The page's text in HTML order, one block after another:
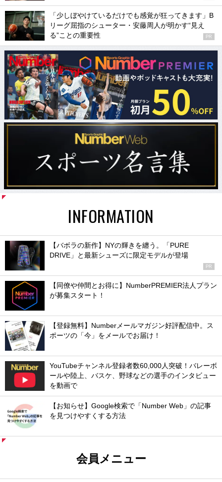
「少しぼやけているだけでも感覚が狂ってきます」B
リーグ屈指のシューター・安藤周人が明かす“見え
る”ことの重要性
PR
INFORMATION
【バボラの新作】NYの輝きを纏う。「PURE
DRIVE」と最新シューズに限定モデルが登場
PR
【同僚や仲間とお得に】NumberPREMIER法人プラン
が募集スタート！
【登録無料】Numberメールマガジン好評配信中。ス
ポーツの「今」をメールでお届け！
YouTubeチャンネル登録者数60,000人突破！バレーボ
ールや陸上、バスケ、野球などの選手のインタビュー
を動画で
【お知らせ】Google検索で「Number Web」の記事
を見つけやすくする方法
会員メニュー